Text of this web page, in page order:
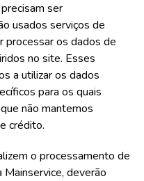
ser
usados serviços de
processar os dados de
no site. Esses
a utilizar os dados
para os quais
não mantemos
crédito.
o processamento de
deverão